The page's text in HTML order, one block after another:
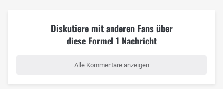
Diskutiere mit anderen Fans über
diese Formel 1 Nachricht
Alle Kommentare anzeigen